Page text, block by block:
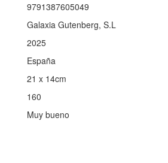
9791387605049
Galaxia Gutenberg, S.L
2025
España
21 x 14cm
160
Muy bueno